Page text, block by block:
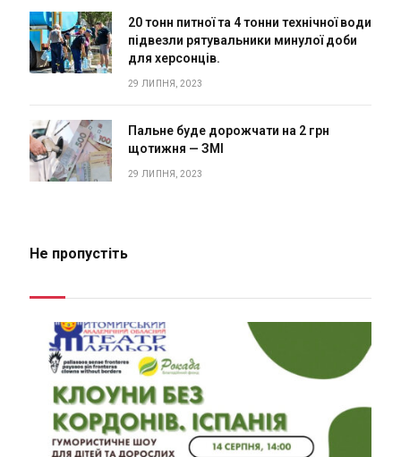
20 тонн питної та 4 тонни технічної води
підвезли рятувальники минулої доби
для херсонців.
29 ЛИПНЯ, 2023
Пальне буде дорожчати на 2 грн
щотижня — ЗМІ
29 ЛИПНЯ, 2023
Не пропустіть